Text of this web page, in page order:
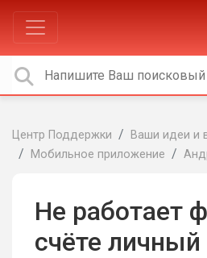
Центр Поддержки
Ваши идеи и
Мобильное приложение
Не работает
счёте личный